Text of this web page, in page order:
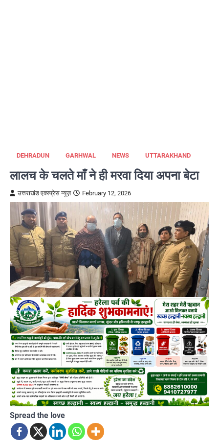
DEHRADUN GARHWAL NEWS UTTARAKHAND
लालच के चलते माँ ने ही मरवा दिया अपना बेटा
उत्तराखंड एक्स्प्रेस न्यूज़ February 12, 2026
Spread the love